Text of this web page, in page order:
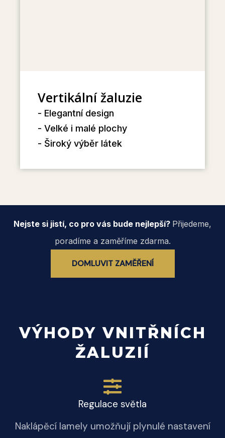
Vertikální žaluzie
- Elegantní design
- Velké i malé plochy
- Široký výběr látek
Nejste si jistí, co pro vás bude nejlepší? Přijedeme,
poradíme a zaměříme zdarma.
DOMLUVIT ZAMĚŘENÍ
VÝHODY VNITŘNÍCH
ŽALUZIÍ
Regulace světla
Naklápěcí lamely umožňují plynulé nastavení